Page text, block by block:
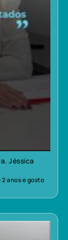
Jéssica
2 anos e gosto